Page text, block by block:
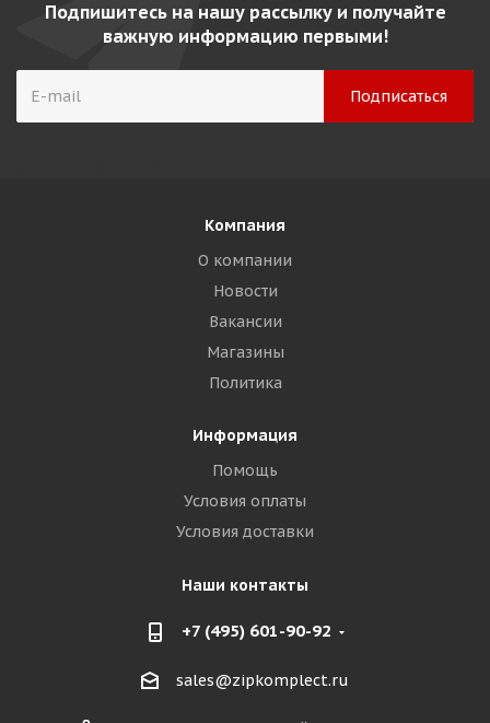
Подпишитесь на нашу рассылку и получайте
важную информацию первыми!
Компания
О компании
Новости
Вакансии
Магазины
Политика
Информация
Помощь
Условия оплаты
Условия доставки
Наши контакты
+7 (495) 601-90-92
sales@zipkomplect.ru